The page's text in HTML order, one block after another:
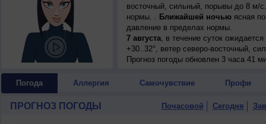
восточный, сильный, порывы до 8 м/
нормы. . Ближайшей ночьюясная
давление в пределах нормы.
7 августа, в течение суток
+30..32°, ветер северо-восточный,
7 августа, ожидается ясная погода;
8 августа, в течение суток
, ожидается ясная погода;
восточный, сильный, порывы до 8 м/с.
Прогноз погоды обновлен 3 часа 41
Погода Аллергия Самочувствие Профи
ПРОГНОЗ ПОГОДЫ Почасовой Сегодня